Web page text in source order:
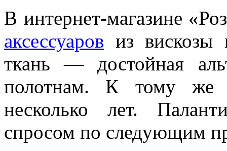
В интернет-магазине
аксессуаров из вискозы
ткань — достойная
полотнам. К тому же
несколько лет.
спросом по следующим